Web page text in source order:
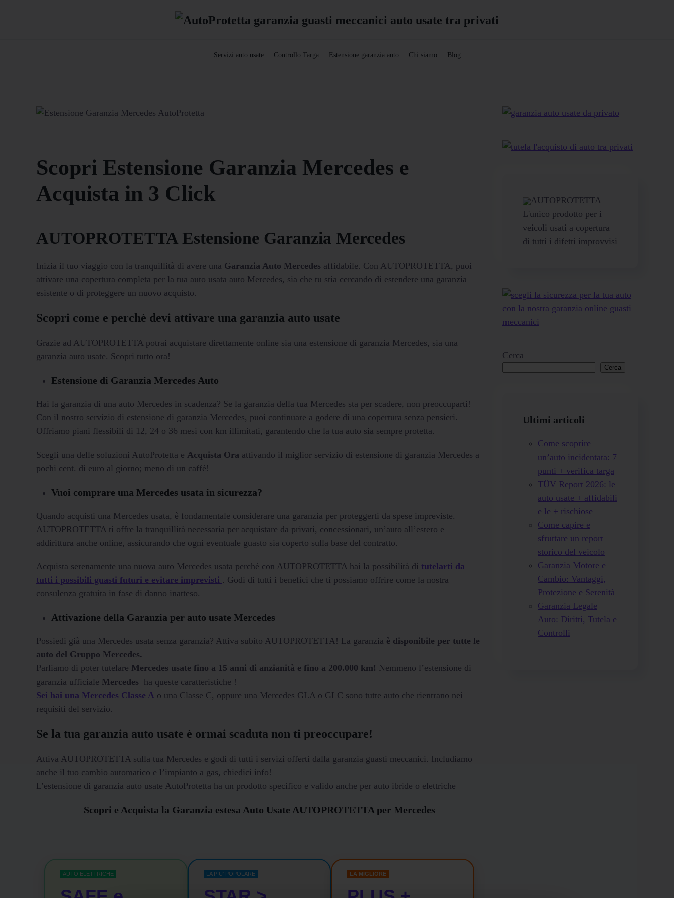
Servizi auto usate Controllo Targa Estensione garanzia auto Chi siamo Blog
Scopri Estensione Garanzia Mercedes e
Acquista in 3 Click
AUTOPROTETTA Estensione Garanzia Mercedes
Inizia il tuo viaggio con la tranquillità di avere una Garanzia Auto Mercedes affidabile. Con AUTOPROTETTA, puoi
attivare una copertura completa per la tua auto usata auto Mercedes, sia che tu stia cercando di estendere una garanzia
esistente o di proteggere un nuovo acquisto.
Scopri come e perchè devi attivare una garanzia auto usate
Grazie ad AUTOPROTETTA potrai acquistare direttamente online sia una estensione di garanzia Mercedes, sia una
garanzia auto usate. Scopri tutto ora!
Estensione di Garanzia Mercedes Auto
Hai la garanzia di una auto Mercedes in scadenza? Se la garanzia della tua Mercedes sta per scadere, non preoccuparti!
Con il nostro servizio di estensione di garanzia Mercedes, puoi continuare a godere di una copertura senza pensieri.
Offriamo piani flessibili di 12, 24 o 36 mesi con km illimitati, garantendo che la tua auto sia sempre protetta.
Scegli una delle soluzioni AutoProtetta e Acquista Ora attivando il miglior servizio di estensione di garanzia Mercedes a
pochi cent. di euro al giorno; meno di un caffè!
Vuoi comprare una Mercedes usata in sicurezza?
Quando acquisti una Mercedes usata, è fondamentale considerare una garanzia per proteggerti da spese impreviste.
AUTOPROTETTA ti offre la tranquillità necessaria per acquistare da privati, concessionari, un’auto all’estero e
addirittura anche online, assicurando che ogni eventuale guasto sia coperto sulla base del contratto.
Acquista serenamente una nuova auto Mercedes usata perchè con AUTOPROTETTA hai la possibilità di tutelarti da
tutti i possibili guasti futuri e evitare imprevisti . Godi di tutti i benefici che ti possiamo offrire come la nostra
consulenza gratuita in fase di danno inatteso.
Attivazione della Garanzia per auto usate Mercedes
Possiedi già una Mercedes usata senza garanzia? Attiva subito AUTOPROTETTA! La garanzia è disponibile per tutte le
auto del Gruppo Mercedes.
Parliamo di poter tutelare Mercedes usate fino a 15 anni di anzianità e fino a 200.000 km! Nemmeno l’estensione di
garanzia ufficiale Mercedes ha queste caratteristiche !
Sei hai una Mercedes Classe A o una Classe C, oppure una Mercedes GLA o GLC sono tutte auto che rientrano nei
requisiti del servizio.
Se la tua garanzia auto usate è ormai scaduta non ti preoccupare!
Attiva AUTOPROTETTA sulla tua Mercedes e godi di tutti i servizi offerti dalla garanzia guasti meccanici. Includiamo
anche il tuo cambio automatico e l’impianto a gas, chiedici info!
L’estensione di garanzia auto usate AutoProtetta ha un prodotto specifico e valido anche per auto ibride o elettriche
Scopri e Acquista la Garanzia estesa Auto Usate AUTOPROTETTA per Mercedes
AUTO ELETTRICHE LA PIU' POPOLARE LA MIGLIORE
AUTOPROTETTA
L'unico prodotto per i
veicoli usati a copertura
di tutti i difetti improvvisi
Cerca
Cerca
Ultimi articoli
Come scoprire
un’auto incidentata: 7
punti + verifica targa
TÜV Report 2026: le
auto usate + affidabili
e le + rischiose
Come capire e
sfruttare un report
storico del veicolo
Garanzia Motore e
Cambio: Vantaggi,
Protezione e Serenità
Garanzia Legale
Auto: Diritti, Tutela e
Controlli